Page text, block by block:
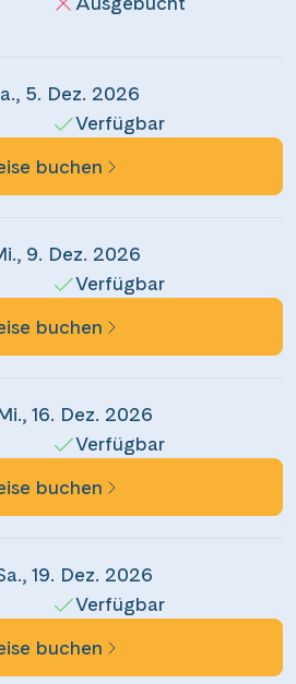
ins Elsass
5. Dez. 2026
Verfügbar
buchen
9. Dez. 2026
Verfügbar
buchen
16. Dez. 2026
Verfügbar
buchen
19. Dez. 2026
Verfügbar
buchen